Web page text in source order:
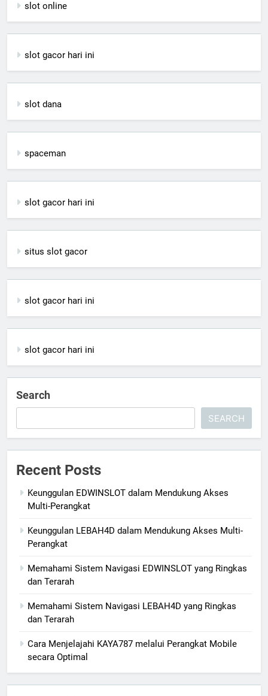
slot online
slot gacor hari ini
slot dana
spaceman
slot gacor hari ini
situs slot gacor
slot gacor hari ini
slot gacor hari ini
Search
SEARCH
Recent Posts
Keunggulan EDWINSLOT dalam Mendukung Akses
Multi-Perangkat
Keunggulan LEBAH4D dalam Mendukung Akses Multi-
Perangkat
Memahami Sistem Navigasi EDWINSLOT yang Ringkas
dan Terarah
Memahami Sistem Navigasi LEBAH4D yang Ringkas
dan Terarah
Cara Menjelajahi KAYA787 melalui Perangkat Mobile
secara Optimal